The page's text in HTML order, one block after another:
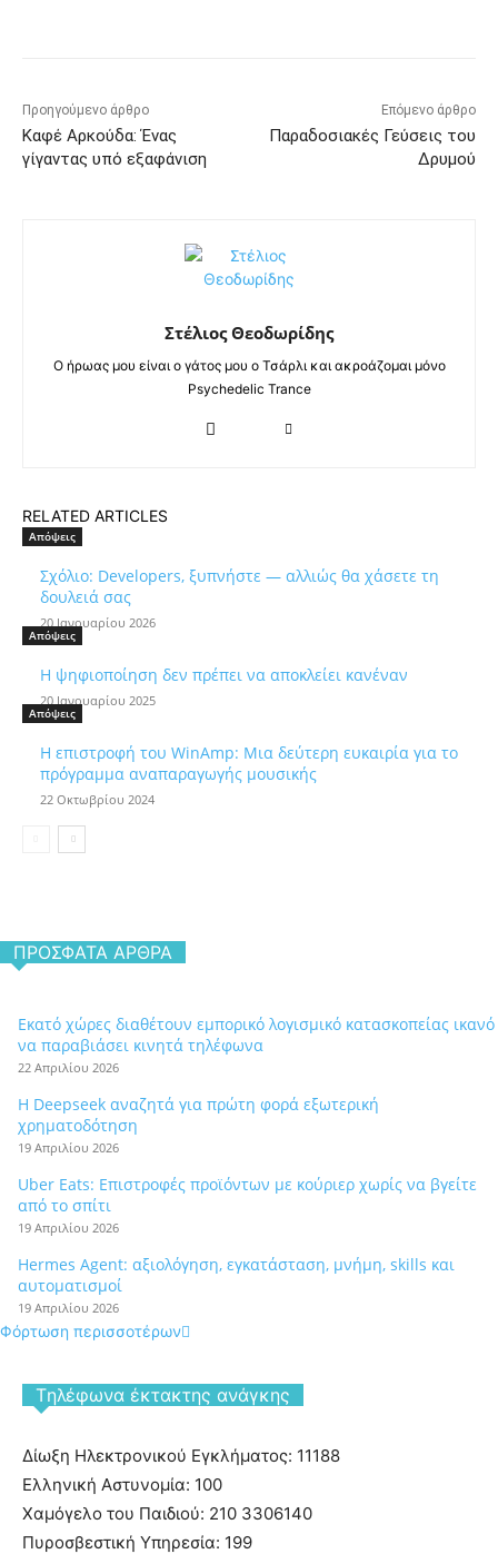
Προηγούμενο άρθρο
Καφέ Αρκούδα: Ένας
γίγαντας υπό εξαφάνιση
Επόμενο άρθρο
Παραδοσιακές Γεύσεις του
Δρυμού
Στέλιος Θεοδωρίδης
Ο ήρωας μου είναι ο γάτος μου ο Τσάρλι και ακροάζομαι μόνο
Psychedelic Trance
RELATED ARTICLES
Απόψεις
Σχόλιο: Developers, ξυπνήστε — αλλιώς θα χάσετε τη
δουλειά σας
20 Ιανουαρίου 2026
Απόψεις
Η ψηφιοποίηση δεν πρέπει να αποκλείει κανέναν
20 Ιανουαρίου 2025
Απόψεις
Η επιστροφή του WinAmp: Μια δεύτερη ευκαιρία για το
πρόγραμμα αναπαραγωγής μουσικής
22 Οκτωβρίου 2024
ΠΡΌΣΦΑΤΑ ΆΡΘΡΑ
Εκατό χώρες διαθέτουν εμπορικό λογισμικό κατασκοπείας ικανό
να παραβιάσει κινητά τηλέφωνα
22 Απριλίου 2026
Η Deepseek αναζητά για πρώτη φορά εξωτερική
χρηματοδότηση
19 Απριλίου 2026
Uber Eats: Επιστροφές προϊόντων με κούριερ χωρίς να βγείτε
από το σπίτι
19 Απριλίου 2026
Hermes Agent: αξιολόγηση, εγκατάσταση, μνήμη, skills και
αυτοματισμοί
19 Απριλίου 2026
Φόρτωση περισσοτέρων
Tηλέφωνα έκτακτης ανάγκης
Δίωξη Ηλεκτρονικού Εγκλήματος: 11188
Ελληνική Αστυνομία: 100
Χαμόγελο του Παιδιού: 210 3306140
Πυροσβεστική Υπηρεσία: 199